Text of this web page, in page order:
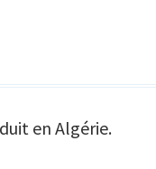
en Algérie.